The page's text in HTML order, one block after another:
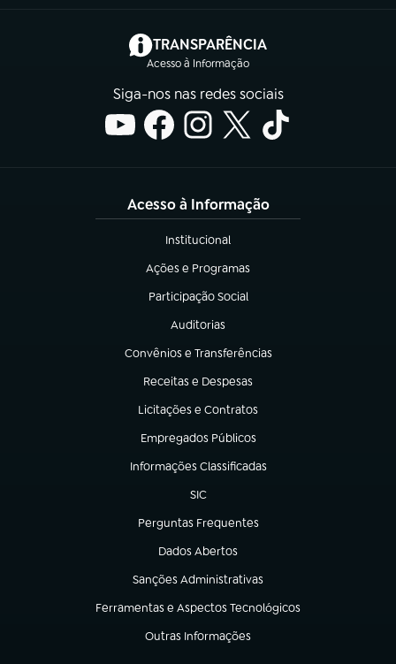
TRANSPARÊNCIA
Acesso à Informação
(abre em nova aba)
Siga-nos nas redes sociais
Acesso à Informação
Institucional
(abre em nova aba)
Ações e Programas
(abre em nova aba)
Participação Social
(abre em nova aba)
Auditorias
(abre em nova aba)
Convênios e Transferências
(abre em nova aba)
Receitas e Despesas
(abre em nova aba)
Licitações e Contratos
(abre em nova aba)
Empregados Públicos
(abre em nova aba)
Informações Classificadas
(abre em nova aba)
SIC
(abre em nova aba)
Perguntas Frequentes
(abre em nova aba)
Dados Abertos
(abre em nova aba)
Sanções Administrativas
(abre em nova aba)
Ferramentas e Aspectos Tecnológicos
(abre em nova aba)
Outras Informações
(abre em nova aba)